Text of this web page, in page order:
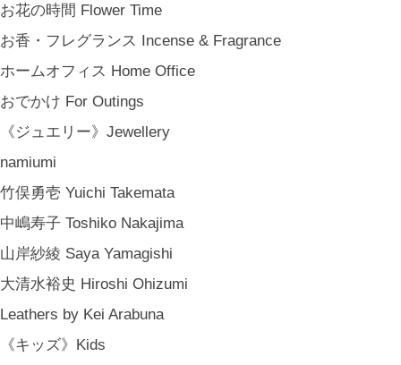
お花の時間 Flower Time
お香・フレグランス Incense & Fragrance
ホームオフィス Home Office
おでかけ For Outings
《ジュエリー》Jewellery
namiumi
竹俣勇壱 Yuichi Takemata
中嶋寿子 Toshiko Nakajima
山岸紗綾 Saya Yamagishi
大清水裕史 Hiroshi Ohizumi
Leathers by Kei Arabuna
《キッズ》Kids